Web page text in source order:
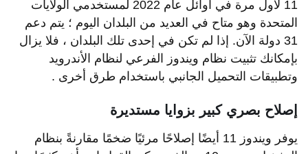
11 لأول مرة في أوائل عام 2022 لمستخدمي الولايات
المتحدة وهو متاح في العديد من البلدان اليوم ؛ يتم دعم
31 دولة الآن. إذا لم تكن في إحدى تلك البلدان ، فلا يزال
بإمكانك تثبيت نظام ويندوز الفرعي لنظام الأندرويد
وتطبيقات التحميل الجانبي باستخدام طرق أخرى .
إصلاح بصري كبير بزوايا مستديرة
يوفر ويندوز 11 أيضًا إصلاحًا مرئيًا ضخمًا مقارنةً بنظام